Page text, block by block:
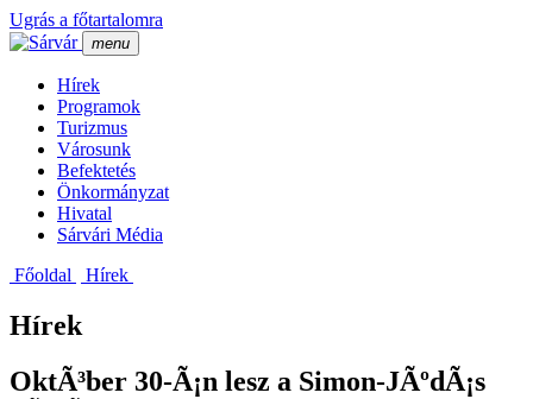
Ugrás a főtartalomra
menu
Hí­rek
Programok
Turizmus
Városunk
Befektetés
Önkormányzat
Hivatal
Sárvári Média
Főoldal
Hí­rek
Hírek
OktÃ³ber 30-Ã¡n lesz a Simon-JÃºdÃ¡s